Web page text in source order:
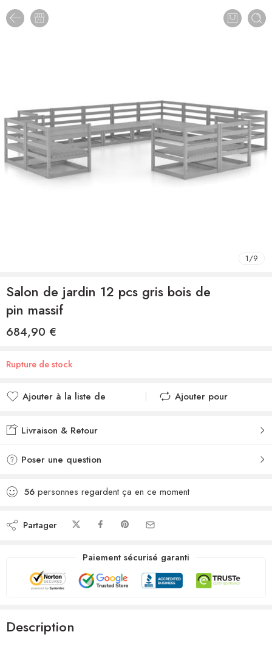
1/9
Salon de jardin 12 pcs gris bois de
pin massif
684,90 €
Rupture de stock
Ajouter à la liste de
Ajouté à la liste de
Ajouter pour
Livraison & Retour
Poser une question
56 personnes regardent ça en ce moment
Partager
Paiement sécurisé garanti
Description